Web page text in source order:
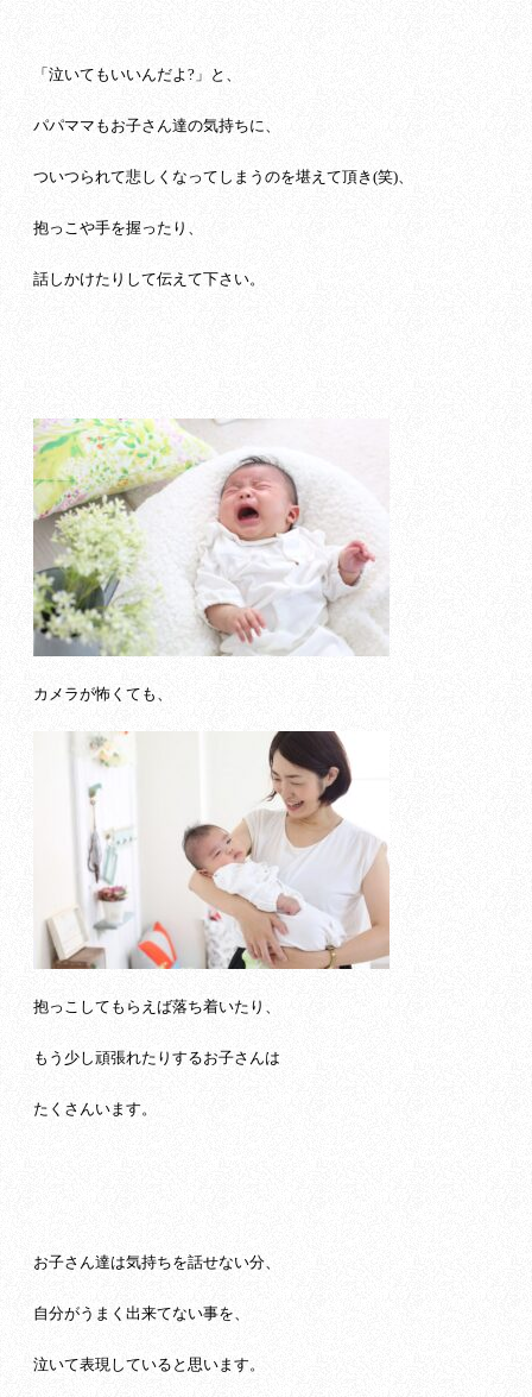
「泣いてもいいんだよ?」と、
パパママもお子さん達の気持ちに、
ついつられて悲しくなってしまうのを堪えて頂き(笑)、
抱っこや手を握ったり、
話しかけたりして伝えて下さい。
カメラが怖くても、
抱っこしてもらえば落ち着いたり、
もう少し頑張れたりするお子さんは
たくさんいます。
お子さん達は気持ちを話せない分、
自分がうまく出来てない事を、
泣いて表現していると思います。